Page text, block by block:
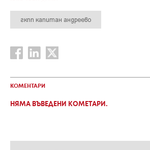
гкпп капитан андреево
КОМЕНТАРИ
НЯМА ВЪВЕДЕНИ КОМЕТАРИ.